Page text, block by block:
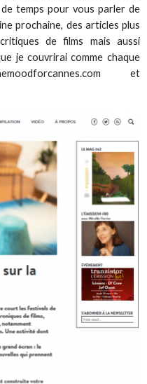
temps pour vous parler de
prochaine, des articles plus
de films mais aussi
je couvrirai comme chaque
et